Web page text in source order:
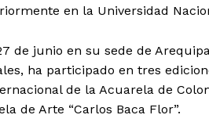
Diario
Nosotros
en la Universidad
de junio en su sede de
ha participado en tres
de la Acuarela de
de Arte “Carlos Baca Flor”.